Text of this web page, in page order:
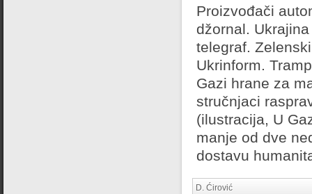
Proizvođači
džornal.
telegraf.
Ukrinform.
Gazi hrane za
stručnjaci
(ilustracija, U
manje od dve
dostavu
D. Ćirović